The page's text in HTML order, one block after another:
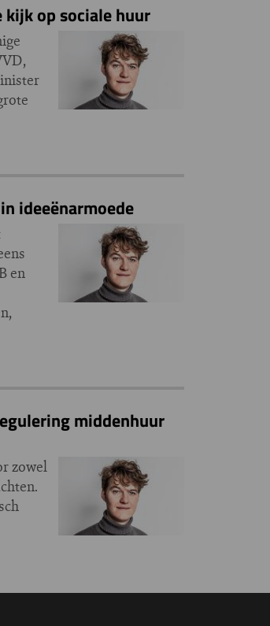
op sociale huur
ideeënarmoede
en
middenhuur
zowel